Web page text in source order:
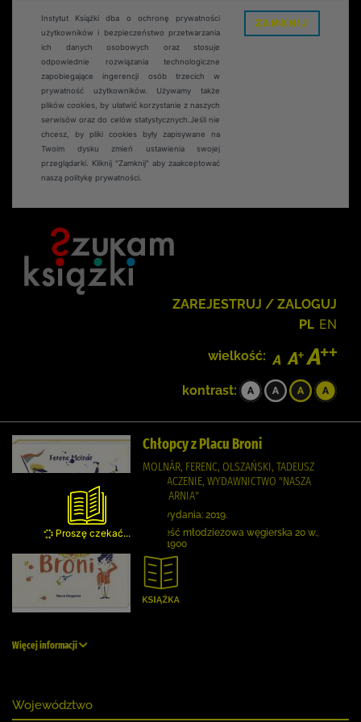
Instytut Książki dba o ochronę prywatności
użytkowników i bezpieczeństwo przetwarzania
ich danych osobowych oraz stosuje
odpowiednie rozwiązania technologiczne
zapobiegające ingerencji osób trzecich w
prywatność użytkowników. Używamy także
plików cookies, by ułatwić korzystanie z naszych
serwisów oraz do celów statystycznych.Jeśli nie
chcesz, by pliki cookies były zapisywane na
Twoim dysku zmień ustawienia swojej
przeglądarki. Kliknij "Zamknij" aby zaakceptować
naszą politykę prywatności.
ZAMKNIJ
ZAREJESTRUJ / ZALOGUJ
PL EN
wielkość:
kontrast:
Chłopcy z Placu Broni
MOLNÁR, FERENC, OLSZAŃSKI, TADEUSZ
TŁUMACZENIE, WYDAWNICTWO "NASZA
KSIĘGARNIA"
Rok wydania: 2019.
Powieść młodzieżowa węgierska 20 w.,
1801-1900
Więcej informacji
Województwo
Proszę czekać...